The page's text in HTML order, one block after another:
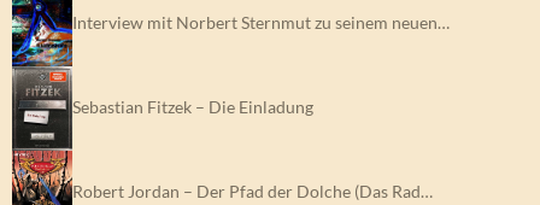
Interview mit Norbert Sternmut zu seinem neuen…
Sebastian Fitzek – Die Einladung
Robert Jordan – Der Pfad der Dolche (Das Rad…